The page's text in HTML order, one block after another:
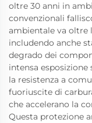
oltre 30 anni in
convenzionali
ambientale va oltre
includendo anche
degrado dei
intensa
la resistenza a
fuoriuscite di
che accelerano la
Questa protezione